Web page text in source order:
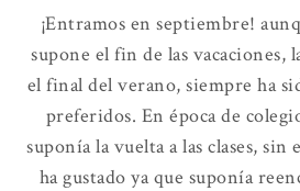
¡Entramos en septiembre!
supone el fin de las vacaciones,
el final del verano, siempre ha
preferidos. En época de
suponía la vuelta a las clases, sin
ha gustado ya que suponía